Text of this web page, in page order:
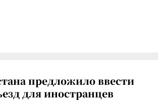
предложило ввести
для иностранцев